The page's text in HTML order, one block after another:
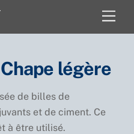
légère
de billes de
et de ciment. Ce
à être utilisé.